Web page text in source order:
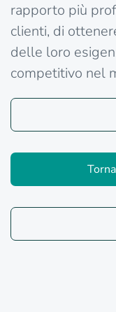
rapporto più
clienti, di
delle loro
competitivo nel